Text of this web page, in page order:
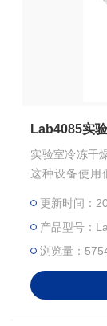
Lab4085实
实验室冷冻干
这种设备使用
应用于生物制
更新时间：
产品型号：
浏览量：